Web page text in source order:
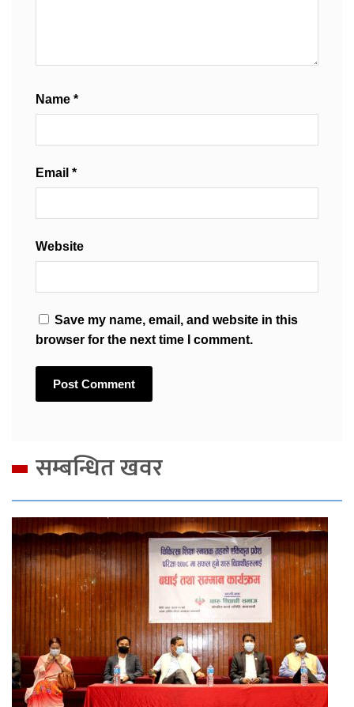
Name *
Email *
Website
Save my name, email, and website in this
browser for the next time I comment.
सम्बन्धित खवर